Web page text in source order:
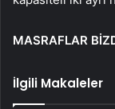
MASRAFLAR
İlgili Makaleler